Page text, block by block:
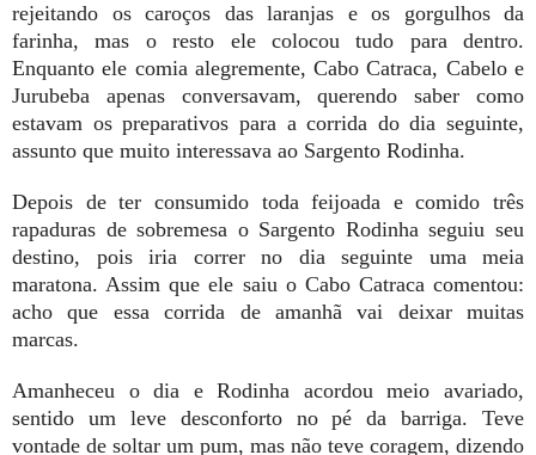
rejeitando os caroços das laranjas e os gorgulhos da
farinha, mas o resto ele colocou tudo para dentro.
Enquanto ele comia alegremente, Cabo Catraca, Cabelo e
Jurubeba apenas conversavam, querendo saber como
estavam os preparativos para a corrida do dia seguinte,
assunto que muito interessava ao Sargento Rodinha.
Depois de ter consumido toda feijoada e comido três
rapaduras de sobremesa o Sargento Rodinha seguiu seu
destino, pois iria correr no dia seguinte uma meia
maratona. Assim que ele saiu o Cabo Catraca comentou:
acho que essa corrida de amanhã vai deixar muitas
marcas.
Amanheceu o dia e Rodinha acordou meio avariado,
sentido um leve desconforto no pé da barriga. Teve
vontade de soltar um pum, mas não teve coragem, dizendo